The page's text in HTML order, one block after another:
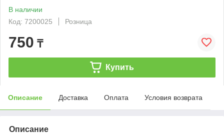
В наличии
Код: 7200025
Розница
750 ₸
Купить
Описание Доставка Оплата Условия возврата
Описание